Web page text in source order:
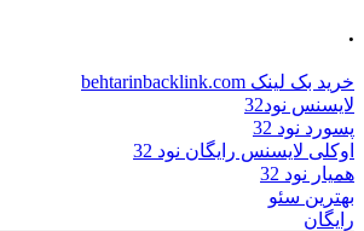
.
خرید بک لینک behtarinbacklink.com
لایسنس نود32
پسورد نود 32
اوکلی لایسنس رایگان نود 32
همیار نود 32
بهترین سئو
رایگان